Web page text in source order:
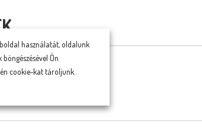
használatát, oldalunk
Ön
cookie-kat tároljunk.